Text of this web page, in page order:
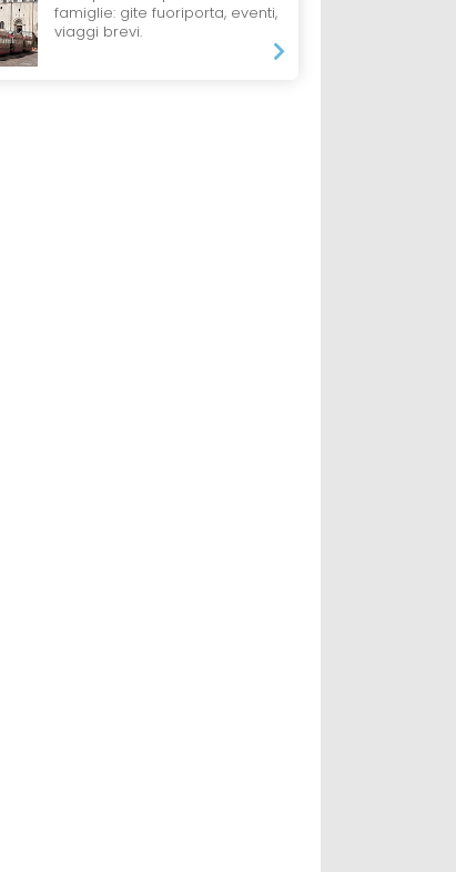
Active, Family &
Wellness Hotel
famiglie: gite fuoriporta, eventi,
viaggi brevi.